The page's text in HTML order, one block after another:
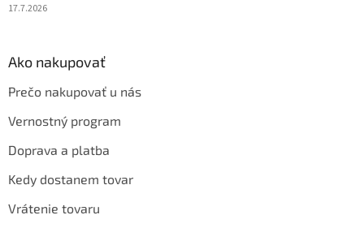
17.7.2026
Ako nakupovať
Prečo nakupovať u nás
Vernostný program
Doprava a platba
Kedy dostanem tovar
Vrátenie tovaru